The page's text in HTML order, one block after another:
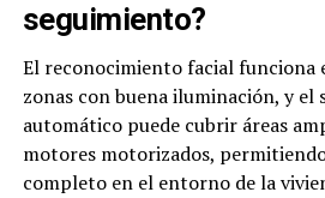
seguimiento?
El reconocimiento facial funciona
zonas con buena iluminación, y el
automático puede cubrir áreas
motores motorizados,
completo en el entorno de la